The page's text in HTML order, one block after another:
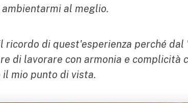
al meglio.
ricordo di quest'esperienza perché
di lavorare con armonia e complicità
mio punto di vista.